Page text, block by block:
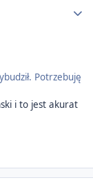
Potrzebuję
i to jest akurat